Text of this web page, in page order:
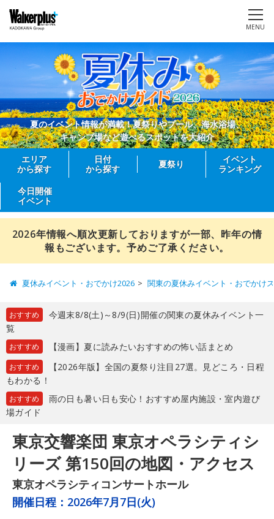
MENU
夏のイベント情報が満載！夏祭りやプール、海水浴場、
キャンプ場など遊べるスポットを大紹介
エリア
から探す
日付
から探す
夏祭り
イベント
ランキング
今日開催
イベント
2026年情報へ順次更新しておりますが一部、昨年の情
報もございます。予めご了承ください。
夏休みイベント・おでかけ2026 関東の夏休みイベント・おでかけ
おすすめ
今週末8/8(土)～8/9(日)開催の関東の夏休みイベント一
覧
おすすめ 【漫画】夏に読みたいおすすめの怖い話まとめ
おすすめ
【2026年版】全国の夏祭り注目27選。見どころ・日程
もわかる！
おすすめ
雨の日も暑い日も安心！おすすめ屋内施設・室内遊び
場ガイド
東京交響楽団 東京オペラシティシ
リーズ 第150回の地図・アクセス
東京オペラシティコンサートホール
開催日程： 2026年7月7日(火)